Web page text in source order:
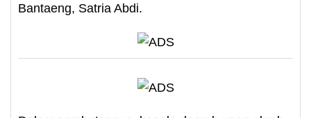
Bantaeng, Satria Abdi.